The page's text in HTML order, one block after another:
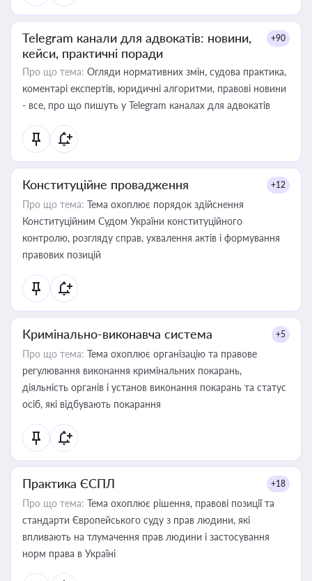
Telegram канали для адвокатів: новини,
кейси, практичні поради
+90
Про що тема: Огляди нормативних змін, судова практика,
коментарі експертів, юридичні алгоритми, правові новини
- все, про що пишуть у Telegram каналах для адвокатів
Конституційне провадження +12
Про що тема: Тема охоплює порядок здійснення
Конституційним Судом України конституційного
контролю, розгляду справ, ухвалення актів і формування
правових позицій
Кримінально-виконавча система +5
Про що тема: Тема охоплює організацію та правове
регулювання виконання кримінальних покарань,
діяльність органів і установ виконання покарань та статус
осіб, які відбувають покарання
Практика ЄСПЛ +18
Про що тема: Тема охоплює рішення, правові позиції та
стандарти Європейського суду з прав людини, які
впливають на тлумачення прав людини і застосування
норм права в Україні